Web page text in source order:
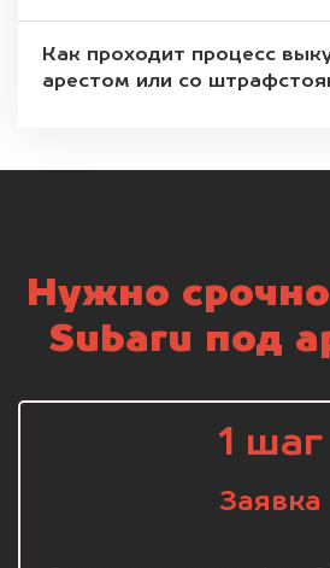
Как проходит процесс
арестом или со
Нужно
Subaru под
1 шаг
Заявка